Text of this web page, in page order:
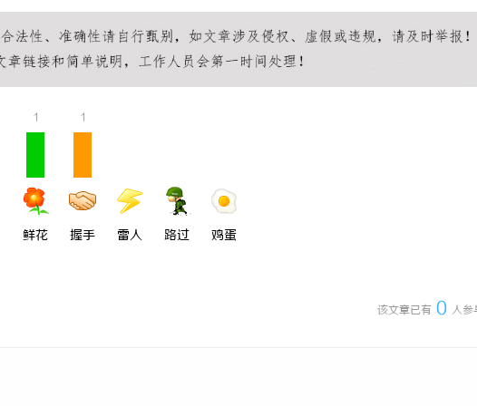
1
鲜花
1
握手 雷人 路过 鸡蛋
该文章已有 0 人参